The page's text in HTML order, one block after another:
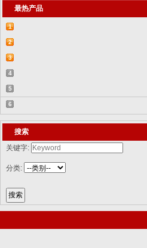
最热产品
1
【2015-07-07】德国BR 52型蒸汽机车
829...
2
【2015-07-06】德国LWS水陆两栖牵引车
82...
3
【2018-08-31】中国ZTL-11轮式装甲突击
车 ...
4
【2015-12-31】加拿大豹2A4M主战坦克
8386...
5
【2014-12-10】俄罗斯KrAZ-255B军用卡
车85...
6
【2014-12-10】以色列阿奇扎里特装甲运
兵...搜索
关键字:
分类: